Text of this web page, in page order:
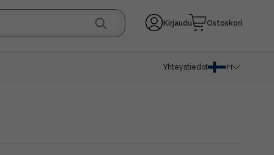
Kirjaudu Ostoskori
Yhteystiedot FI